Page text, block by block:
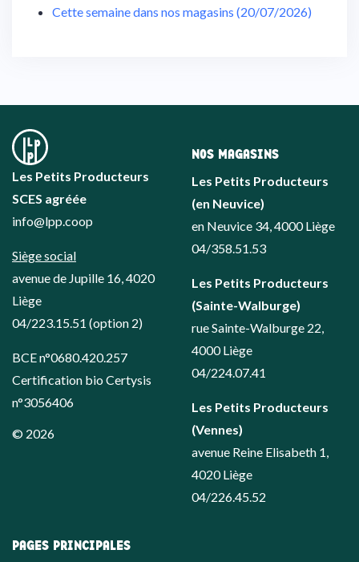
Cette semaine dans nos magasins (20/07/2026)
Les Petits Producteurs
SCES agréée
info@lpp.coop
Siège social
avenue de Jupille 16, 4020
Liège
04/223.15.51 (option 2)
BCE n°0680.420.257
Certification bio Certysis
n°3056406
© 2026
NOS MAGASINS
Les Petits Producteurs
(en Neuvice)
en Neuvice 34, 4000 Liège
04/358.51.53
Les Petits Producteurs
(Sainte-Walburge)
rue Sainte-Walburge 22,
4000 Liège
04/224.07.41
Les Petits Producteurs
(Vennes)
avenue Reine Elisabeth 1,
4020 Liège
04/226.45.52
PAGES PRINCIPALES